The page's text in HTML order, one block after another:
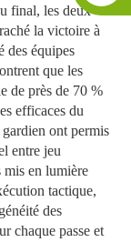
final, les deux
la victoire à
des équipes
que les
de près de 70 %
efficaces du
ont permis
entre jeu
mis en lumière
tactique,
des
chaque passe et